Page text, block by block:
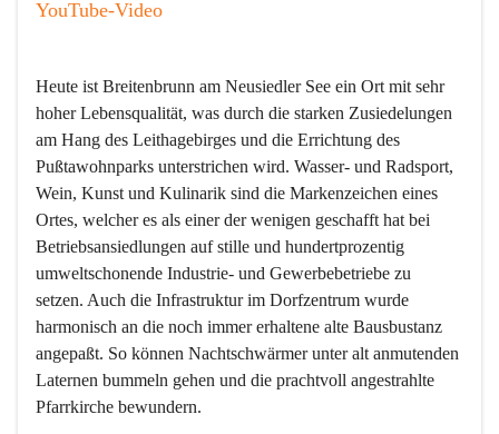
YouTube-Video
Heute ist Breitenbrunn am Neusiedler See ein Ort mit sehr
hoher Lebensqualität, was durch die starken Zusiedelungen
am Hang des Leithagebirges und die Errichtung des
Pußtawohnparks unterstrichen wird. Wasser- und Radsport,
Wein, Kunst und Kulinarik sind die Markenzeichen eines
Ortes, welcher es als einer der wenigen geschafft hat bei
Betriebsansiedlungen auf stille und hundertprozentig
umweltschonende Industrie- und Gewerbebetriebe zu
setzen. Auch die Infrastruktur im Dorfzentrum wurde
harmonisch an die noch immer erhaltene alte Bausbustanz
angepaßt. So können Nachtschwärmer unter alt anmutenden
Laternen bummeln gehen und die prachtvoll angestrahlte
Pfarrkirche bewundern.